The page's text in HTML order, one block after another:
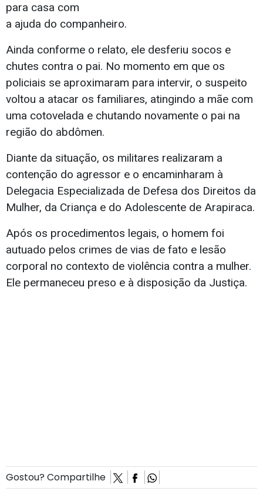
para casa com
a ajuda do companheiro.
Ainda conforme o relato, ele desferiu socos e
chutes contra o pai. No momento em que os
policiais se aproximaram para intervir, o suspeito
voltou a atacar os familiares, atingindo a mãe com
uma cotovelada e chutando novamente o pai na
região do abdômen.
Diante da situação, os militares realizaram a
contenção do agressor e o encaminharam à
Delegacia Especializada de Defesa dos Direitos da
Mulher, da Criança e do Adolescente de Arapiraca.
Após os procedimentos legais, o homem foi
autuado pelos crimes de vias de fato e lesão
corporal no contexto de violência contra a mulher.
Ele permaneceu preso e à disposição da Justiça.
Gostou? Compartilhe